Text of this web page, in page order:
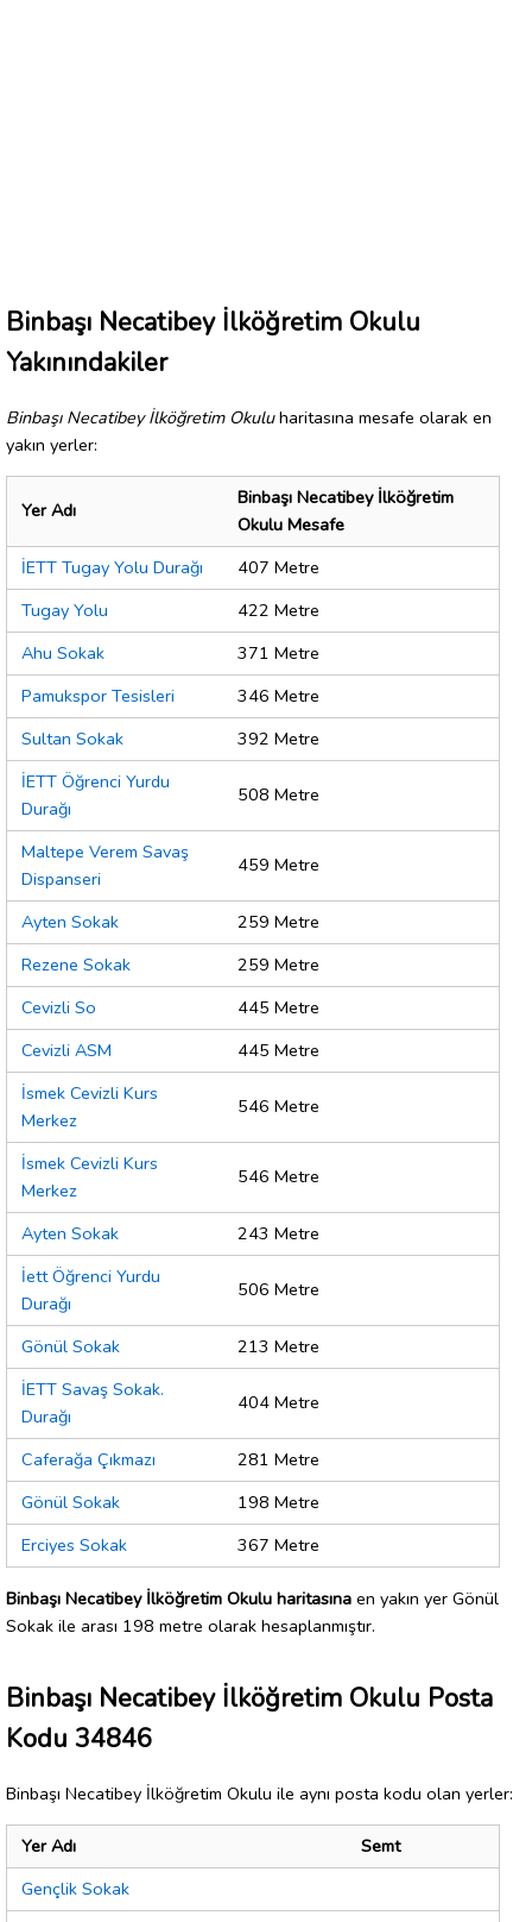
Binbaşı Necatibey İlköğretim Okulu
Yakınındakiler
Binbaşı Necatibey İlköğretim Okuluharitasına mesafe olarak en
yakın yerler:
Yer Adı
Binbaşı Necatibey İlköğretim
Okulu Mesafe
İETT Tugay Yolu Durağı
407 Metre
Tugay Yolu
422 Metre
Ahu Sokak
371 Metre
Pamukspor Tesisleri
346 Metre
Sultan Sokak
392 Metre
İETT Öğrenci Yurdu
Durağı
508 Metre
Maltepe Verem Savaş
Dispanseri
459 Metre
Ayten Sokak
259 Metre
Rezene Sokak
259 Metre
Cevizli So
445 Metre
Cevizli ASM
445 Metre
İsmek Cevizli Kurs
Merkez
546 Metre
İsmek Cevizli Kurs
Merkez
546 Metre
Ayten Sokak
243 Metre
İett Öğrenci Yurdu
Durağı
506 Metre
Gönül Sokak
213 Metre
İETT Savaş Sokak.
Durağı
404 Metre
Caferağa Çıkmazı
281 Metre
Gönül Sokak
198 Metre
Erciyes Sokak
367 Metre
Binbaşı Necatibey İlköğretim Okulu haritasına en yakın yer Gönül
Sokak ile arası 198 metre olarak hesaplanmıştır.
Binbaşı Necatibey İlköğretim Okulu Posta
Kodu 34846
Binbaşı Necatibey İlköğretim Okulu ile aynı posta kodu olan yerler:
Yer Adı
Semt
Gençlik Sokak